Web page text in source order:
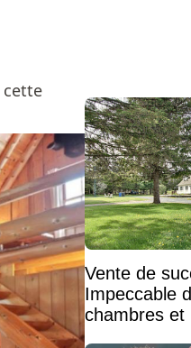
cette
Vente de
Impeccable
chambres et